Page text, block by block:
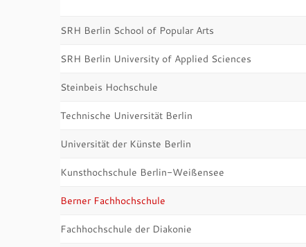
SRH Berlin School of Popular Arts
SRH Berlin University of Applied Sciences
Steinbeis Hochschule
Technische Universität Berlin
Universität der Künste Berlin
Kunsthochschule Berlin-Weißensee
Berner Fachhochschule
Fachhochschule der Diakonie